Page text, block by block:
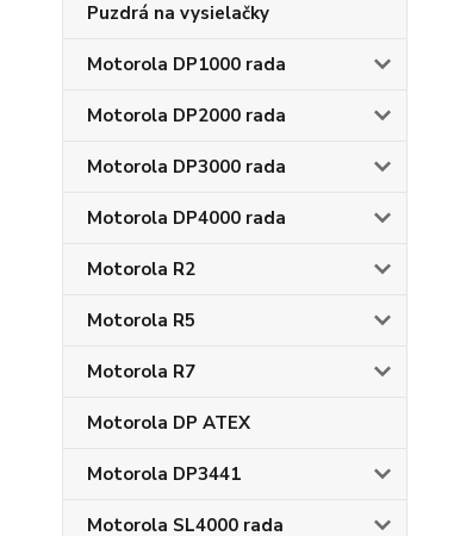
Puzdrá na vysielačky
Motorola DP1000 rada
Motorola DP2000 rada
Motorola DP3000 rada
Motorola DP4000 rada
Motorola R2
Motorola R5
Motorola R7
Motorola DP ATEX
Motorola DP3441
Motorola SL4000 rada